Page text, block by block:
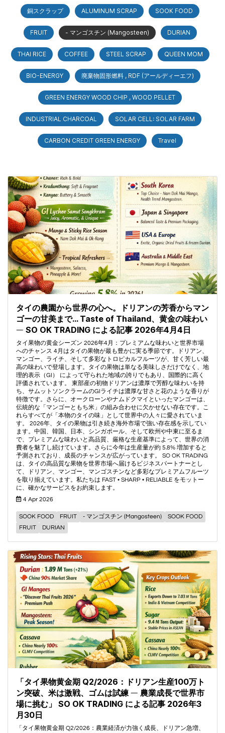
銅スクラップ ALUMINUM SCRAP SOOK FOOD
FRUIT - マンゴスチン (Mangosteen) DURIAN
THAI RICE COFFEE STEEL SCRAP QUEEN MOM
BIO-ENERGY 廃棄物固形燃料 , RDF (アールディーエフ)
GREEN ENERGY WOOD CHIP , WOOD PELLET
INDUSTRIAL CHARCOAL SOLAR CELL: SOLAR FARM
CARBON CREDIT GREEN ENERGY Travel
タイの農園から世界の心へ。ドリアンの芳香からマン
ゴーの甘美まで… Taste of Thailand、黄金の味わい
― SO OK TRADING による記事 2026年4月4日
タイ果物の黄金シーズン 2026年4月：プレミアムな味わいと世界市場
へのチャンス 4月はタイの果物が最も豊かに実る季節です。ドリアン、
マンゴー、ライチ、そして多彩なトロピカルフルーツが、甘く芳しい最
高の味わいで登場します。タイの果物は単なる美味しさだけでなく、地
理的表示（GI） によって守られた地域の誇りでもあり、国際的に高く
評価されています。 東部産の初物ドリアンは濃厚で芳醇な味わいを持
ち、サムットソンクラームのGIライチは濃厚な甘さと花のような香りが
特徴です。さらに、オークローンやナムドクマイといったマンゴーは、
伝統的な「マンゴーともち米」の組み合わせに欠かせない存在です。こ
れらすべてが「本物のタイの味」として世界中の人々に愛されていま
す。 2026年、タイの果物は引き続き海外市場で強い存在感を示してい
ます。中国、韓国、日本、シンガポール、そして欧州や中東に至るま
で、プレミアムな味わいと高品質、厳格な生産基準によって、世界の消
費者を魅了し続けています。さらに今年は生産量が約 5.8% 増加すると
予測されており、成長のチャンスが広がっています。 SO OK TRADING
は、タイの高品質な果物を世界市場へ届けるビジネスパートナーとし
て、ドリアン、マンゴー、マンゴスチンなど多彩なプレミアムフルーツ
を取り揃えています。私たちは FAST • SHARP • RELIABLE をモットー
に、確かなサービスをお約束します。
4 Apr 2026
SOOK FOOD FRUIT - マンゴスチン (Mangosteen)
SOOK FOOD
FRUIT
DURIAN
「タイ果物黄金期 Q2/2026：ドリアン生産100万ト
ン突破、米は激戦、ゴムは試練 ― 農業成長で世界市
場に挑む」 SO OK TRADING による記事 2026年3
月30日
「タイ果物黄金期 Q2/2026：農業経済が力強く成長、ドリアン急増、